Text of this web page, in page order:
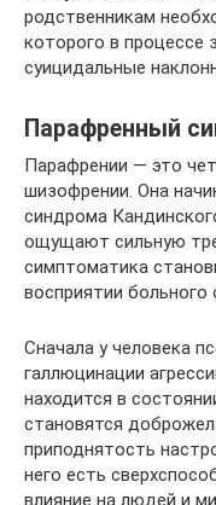
родственникам
которого в процессе
суицидальные
Парафренный
Парафрении — это
шизофрении. Она
синдрома
ощущают сильную
симптоматика
восприятии
Сначала у человека
галлюцинации
находится в
становятся
приподнятость
него есть
влияние на людей и